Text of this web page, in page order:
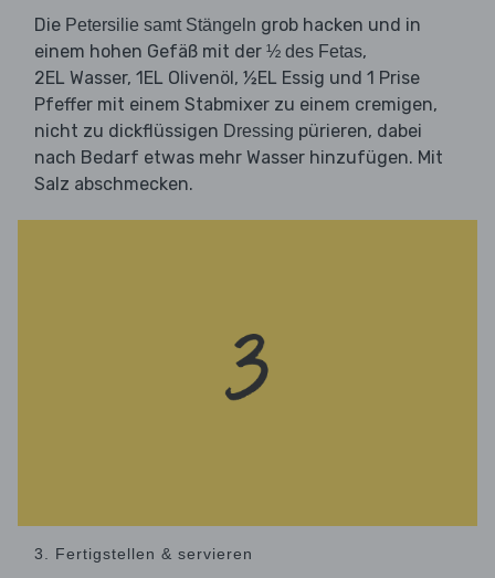
Die Petersilie samt Stängeln grob hacken und in
einem hohen Gefäß mit der ½ des Fetas,
2EL Wasser, 1EL Olivenöl, ½EL Essig und 1 Prise
Pfeffer mit einem Stabmixer zu einem cremigen,
nicht zu dickflüssigen Dressing pürieren, dabei
nach Bedarf etwas mehr Wasser hinzufügen. Mit
Salz abschmecken.
3. Fertigstellen & servieren